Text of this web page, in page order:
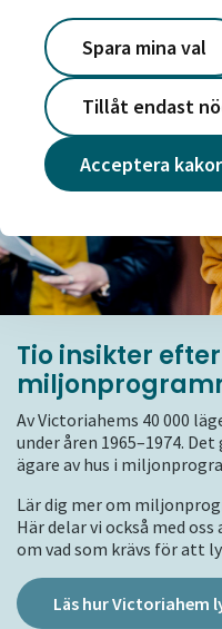
Acceptera kakor
Spara mina val
Tillåt endast
Tio insikter
Av Victoriahems 40 000
under åren 1965–1974.
ägare av hus i
Lär dig mer om
Här delar vi också med
om vad som krävs för att
Läs hur Victoriahem